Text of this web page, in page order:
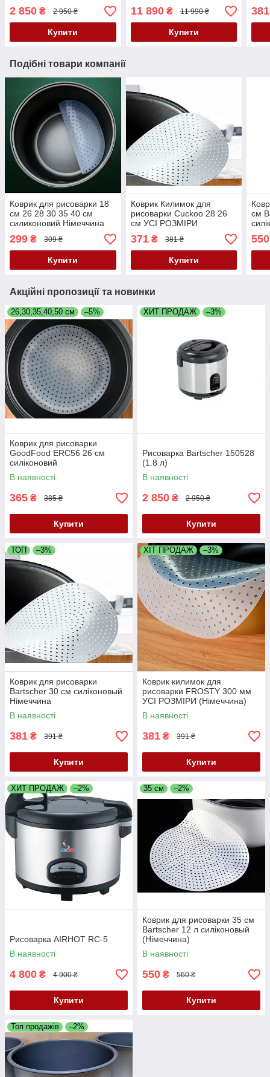
2 850 ₴ 2 950 ₴
Купити
11 890₴ 11 990 ₴
Купити
381
Подібні товари компанії
Коврик для рисоварки 18
см 26 28 30 35 40 см
силиконовий Німеччина
299 ₴ 309 ₴
Купити
Коврик Килимок для
рисоварки Cuckoo 28 26
см УСІ РОЗМІРИ
силіконовый (Німеччина)
371₴ 381 ₴
Купити
см
550
Акційні пропозиції та новинки
26,30,35,40,50 см –5%
Коврик для рисоварки
GoodFood ERC56 26 см
силіконовий
В наявності
365 ₴ 385 ₴
Купити
ХИТ ПРОДАЖ –3%
Рисоварка Bartscher 150528
(1.8 л)
В наявності
2 850 ₴ 2 950 ₴
Купити
ТОП –3%
Коврик для рисоварки
Bartscher 30 см силіконовый
Німеччина
В наявності
381 ₴ 391 ₴
Купити
ХІТ ПРОДАЖ –3%
Коврик килимок для
рисоварки FROSTY 300 мм
УСІ РОЗМІРИ (Німеччина)
В наявності
381 ₴ 391 ₴
Купити
ХИТ ПРОДАЖ –2%
Рисоварка AIRHOT RC-5
В наявності
4 800 ₴ 4 900 ₴
Купити
35 см –2%
Коврик для рисоварки 35 см
Bartscher 12 л силіконовый
(Німеччина)
В наявності
550 ₴ 560 ₴
Купити
Топ продажів –2%